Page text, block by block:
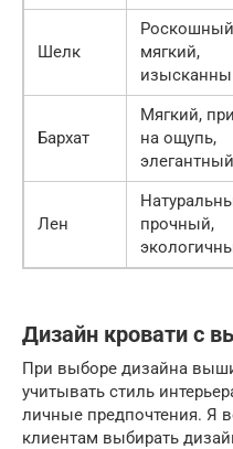
Шелк
мягкий,
Бархат
Мягкий,
на ощупь,
элегантный
Лен
прочный,
Дизайн кровати с
При выборе дизайна
учитывать стиль
личные предпочтения. Я
клиентам выбирать